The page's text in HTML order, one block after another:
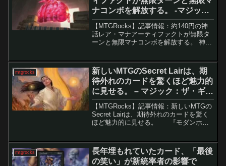
ナコンボを解放する。 -マジッ
ク：ザ・ギャザリング
【MTGRocks】記事情報：約140円の神
話レア・マナアーティファクトが無限タ
ーンと無限マナコンボを解放する。 神話
にも低価格で見過ごされがちなカード
だ。単なるマナ加...
mtgrocks
新しいMTGのSecret Lairは、期
待外れのカードを驚くほど魅力的
に見せる。 – マジック：ザ・ギャ
ザリング
【MTGRocks】記事情報：新しいMTGの
Secret Lairは、期待外れのカードを驚く
ほど魅力的に見せる。 『モダンホラ
たちは新たなカード公開シーズ...
mtgrocks
長年埋もれていたカード、「最後
の笑い」が新統率者の影響で